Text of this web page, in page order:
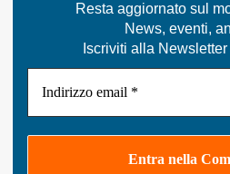
Resta aggiornato sul
News, eventi,
Iscriviti alla